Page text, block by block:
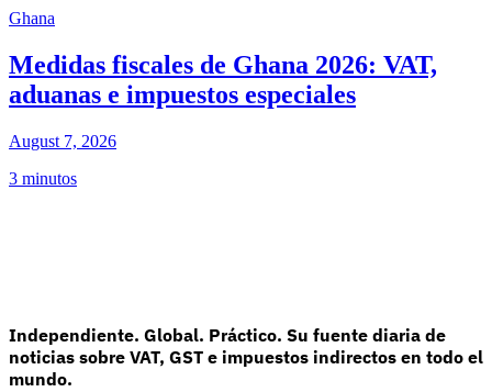
Ghana
Medidas fiscales de Ghana 2026: VAT,
aduanas e impuestos especiales
August 7, 2026
3 minutos
Independiente. Global. Práctico. Su fuente diaria de
noticias sobre VAT, GST e impuestos indirectos en todo el
mundo.